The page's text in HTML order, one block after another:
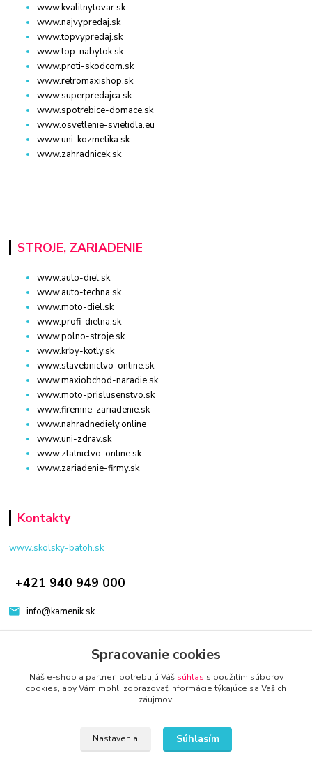
www.kvalitnytovar.sk
www.najvypredaj.sk
www.topvypredaj.sk
www.top-nabytok.sk
www.proti-skodcom.sk
www.retromaxishop.sk
www.superpredajca.sk
www.spotrebice-domace.sk
www.osvetlenie-svietidla.eu
www.uni-kozmetika.sk
www.zahradnicek.sk
STROJE, ZARIADENIE
www.auto-diel.sk
www.auto-techna.sk
www.moto-diel.sk
www.profi-dielna.sk
www.polno-stroje.sk
www.krby-kotly.sk
www.stavebnictvo-online.sk
www.maxiobchod-naradie.sk
www.moto-prislusenstvo.sk
www.firemne-zariadenie.sk
www.nahradnediely.online
www.uni-zdrav.sk
www.zlatnictvo-online.sk
www.zariadenie-firmy.sk
Kontakty
www.skolsky-batoh.sk
+421 940 949 000
info@kamenik.sk
Spracovanie cookies
Náš e-shop a partneri potrebujú Váš súhlas s použitím súborov
cookies, aby Vám mohli zobrazovať informácie týkajúce sa Vašich
záujmov.
Nastavenia Súhlasím